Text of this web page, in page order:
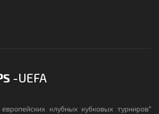
-UEFA
клубных кубковых турниров"